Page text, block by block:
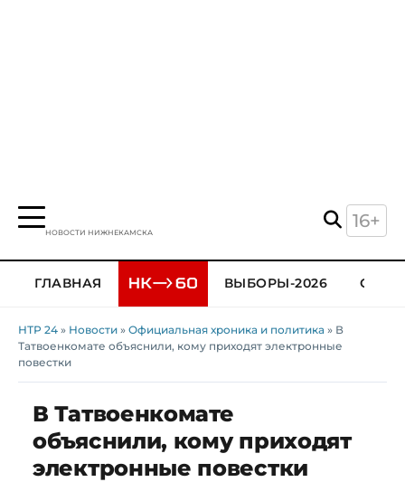
НОВОСТИ НИЖНЕКАМСКА
16+
ГЛАВНАЯ ВЫБОРЫ-2026
НТР 24 » Новости » Официальная хроника и политика » В
Татвоенкомате объяснили, кому приходят электронные
повестки
В Татвоенкомате
объяснили, кому приходят
электронные повестки